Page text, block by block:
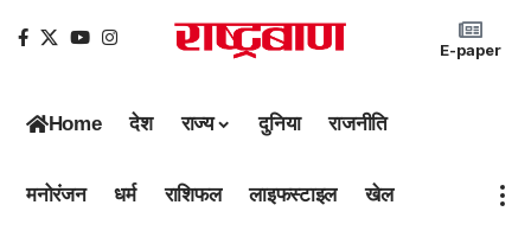
E-paper
Home देश राज्य दुनिया राजनीति
मनोरंजन धर्म राशिफल लाइफस्टाइल खेल